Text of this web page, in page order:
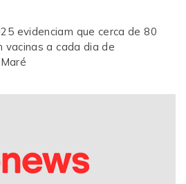
evidenciam que cerca de 80
vacinas a cada dia de